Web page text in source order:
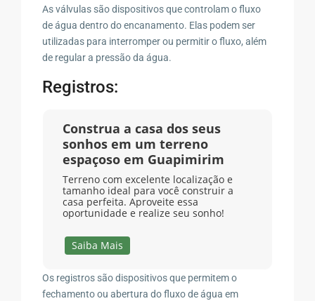
As válvulas são dispositivos que controlam o fluxo
de água dentro do encanamento. Elas podem ser
utilizadas para interromper ou permitir o fluxo, além
de regular a pressão da água.
Registros:
Construa a casa dos seus
sonhos em um terreno
espaçoso em Guapimirim
Terreno com excelente localização e
tamanho ideal para você construir a
casa perfeita. Aproveite essa
oportunidade e realize seu sonho!
Saiba Mais
Os registros são dispositivos que permitem o
fechamento ou abertura do fluxo de água em